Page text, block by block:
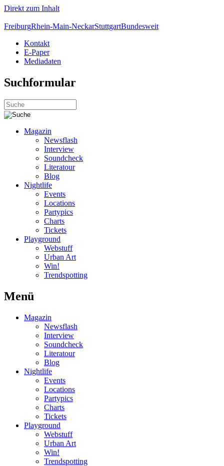
Direkt zum Inhalt
FreiburgRhein-Main-NeckarStuttgartBundesweit
Kontakt
E-Paper
Mediadaten
Suchformular
Magazin
Newsflash
Interview
Soundcheck
Literatour
Blog
Nightlife
Events
Locations
Partypics
Charts
Tickets
Playground
Webstuff
Urban Art
Win!
Trendspotting
Menü
Magazin
Newsflash
Interview
Soundcheck
Literatour
Blog
Nightlife
Events
Locations
Partypics
Charts
Tickets
Playground
Webstuff
Urban Art
Win!
Trendspotting